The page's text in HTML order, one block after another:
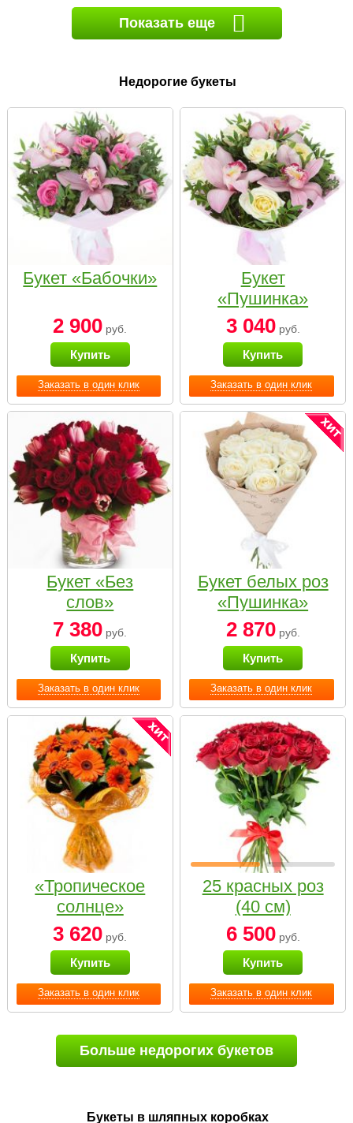
Показать еще
Недорогие букеты
Заказать в один клик
Букет «Бабочки»
2 900 руб.
Купить
Заказать в один клик
Букет
«Пушинка»
3 040руб.
Купить
Заказать в один клик
Букет «Без
слов»
7 380 руб.
Купить
Заказать в один клик
Букет белых роз
«Пушинка»
2 870руб.
Купить
Заказать в один клик
«Тропическое
солнце»
3 620 руб.
Купить
Заказать в один клик
25 красных роз
(40 см)
6 500руб.
Купить
Больше недорогих букетов
Букеты в шляпных коробках